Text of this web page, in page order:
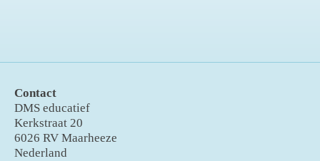
Contact
DMS educatief
Kerkstraat 20
6026 RV Maarheeze
Nederland